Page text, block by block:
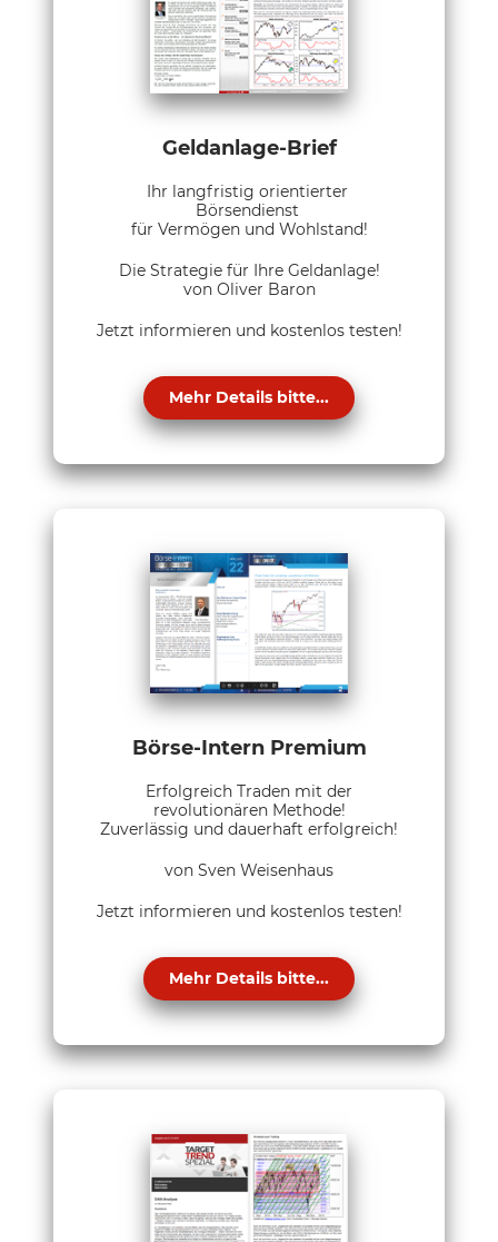
Geldanlage-Brief
Ihr langfristig orientierter
Börsendienst
für Vermögen und Wohlstand!
Die Strategie für Ihre Geldanlage!
von Oliver Baron
Jetzt informieren und kostenlos testen!
Mehr Details bitte...
Börse-Intern Premium
Erfolgreich Traden mit der
revolutionären Methode!
Zuverlässig und dauerhaft erfolgreich!
von Sven Weisenhaus
Jetzt informieren und kostenlos testen!
Mehr Details bitte...